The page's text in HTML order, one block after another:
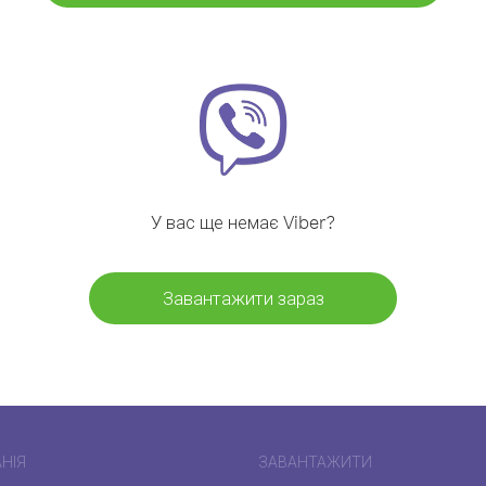
У вас ще немає Viber?
Завантажити зараз
ЗАВАНТАЖИТИ